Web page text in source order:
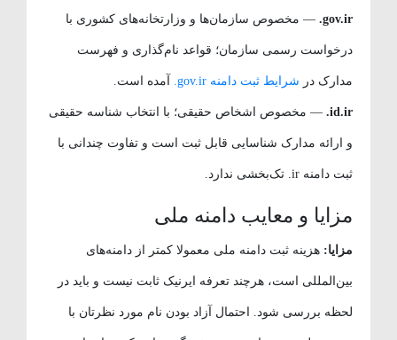
gov.ir. — مخصوص سازمان‌ها و وزارتخانه‌های کشوری با
درخواست رسمی سازمان؛ قواعد نام‌گذاری و فهرست
مدارک درشرایط ثبت دامنه gov.ir. آمده است.
id.ir. — مخصوص اشخاص حقیقی؛ با انتخاب شناسه حقیقی
و ارائه مدارک شناسایی قابل ثبت است و تفاوت چندانی با
ثبت دامنه ir. تک‌بخشی ندارد.
مزایا و معایب دامنه ملی
مزایا: هزینه ثبت دامنه ملی معمولا کمتر از دامنه‌های
بین‌المللی است، هرچند تعرفه ایرنیک ثابت نیست و باید در
لحظه بررسی شود. احتمال آزاد بودن نام مورد نظرتان با